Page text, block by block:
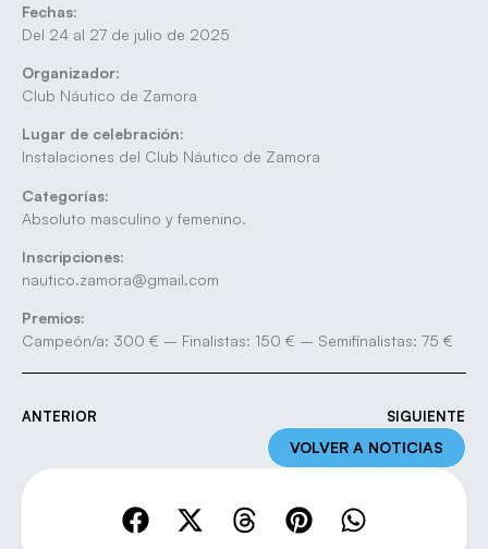
Fechas:
Del 24 al 27 de julio de 2025
Organizador:
Club Náutico de Zamora
Lugar de celebración:
Instalaciones del Club Náutico de Zamora
Categorías:
Absoluto masculino y femenino.
Inscripciones:
nautico.zamora@gmail.com
Premios:
Campeón/a: 300 € – Finalistas: 150 € – Semifinalistas: 75 €
ANTERIOR SIGUIENTE
VOLVER A NOTICIAS